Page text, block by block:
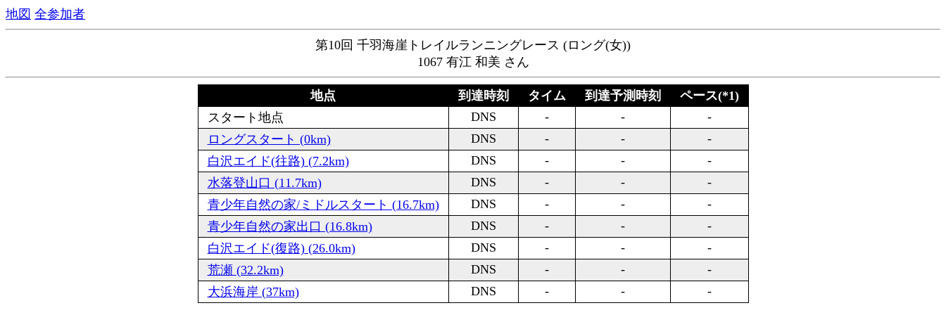
地図 全参加者
第10回 千羽海崖トレイルランニングレース (ロング(女))
1067 有江 和美 さん
地点 到達時刻 タイム 到達予測時刻
ペース(*1)
スタート地点
DNS - -
-
ロングスタート (0km)
DNS - -
-
白沢エイド(往路) (7.2km)
DNS - -
-
水落登山口 (11.7km)
DNS - -
-
青少年自然の家/ミドルスタート (16.7km)
DNS - -
-
青少年自然の家出口 (16.8km)
DNS - -
-
白沢エイド(復路) (26.0km)
DNS - -
-
荒瀬 (32.2km)
DNS - -
-
大浜海岸 (37km)
DNS - - -